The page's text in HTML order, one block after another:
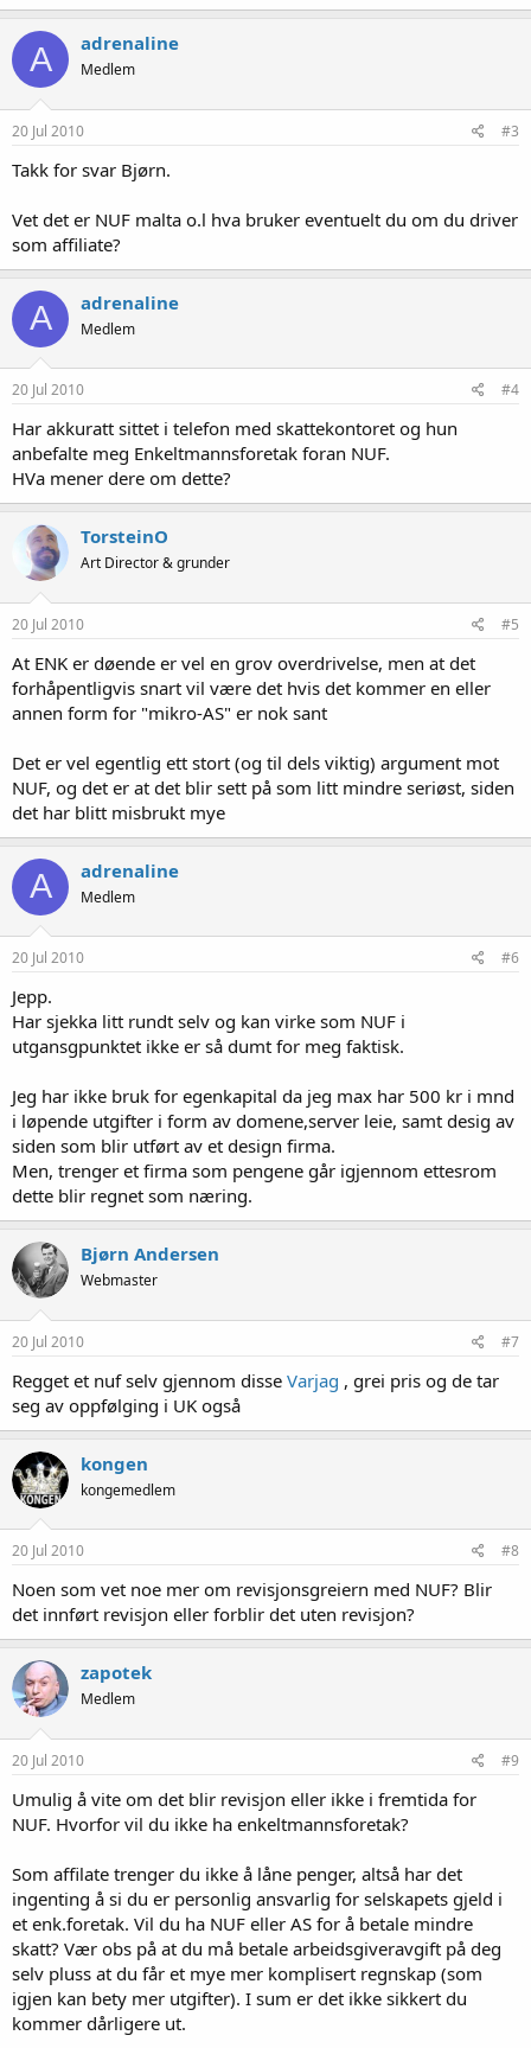
A adrenaline
Medlem
20 Jul 2010 #3
Takk for svar Bjørn.
Vet det er NUF malta o.l hva bruker eventuelt du om du driver
som affiliate?
A adrenaline
Medlem
20 Jul 2010 #4
Har akkuratt sittet i telefon med skattekontoret og hun
anbefalte meg Enkeltmannsforetak foran NUF.
HVa mener dere om dette?
TorsteinO
Art Director & grunder
20 Jul 2010 #5
At ENK er døende er vel en grov overdrivelse, men at det
forhåpentligvis snart vil være det hvis det kommer en eller
annen form for "mikro-AS" er nok sant
Det er vel egentlig ett stort (og til dels viktig) argument mot
NUF, og det er at det blir sett på som litt mindre seriøst, siden
det har blitt misbrukt mye
A adrenaline
Medlem
20 Jul 2010 #6
Jepp.
Har sjekka litt rundt selv og kan virke som NUF i
utgansgpunktet ikke er så dumt for meg faktisk.
Jeg har ikke bruk for egenkapital da jeg max har 500 kr i mnd
i løpende utgifter i form av domene,server leie, samt desig av
siden som blir utført av et design firma.
Men, trenger et firma som pengene går igjennom ettesrom
dette blir regnet som næring.
Bjørn Andersen
Webmaster
20 Jul 2010 #7
Regget et nuf selv gjennom disse Varjag , grei pris og de tar
seg av oppfølging i UK også
kongen
kongemedlem
20 Jul 2010 #8
Noen som vet noe mer om revisjonsgreiern med NUF? Blir
det innført revisjon eller forblir det uten revisjon?
zapotek
Medlem
20 Jul 2010 #9
Umulig å vite om det blir revisjon eller ikke i fremtida for
NUF. Hvorfor vil du ikke ha enkeltmannsforetak?
Som affilate trenger du ikke å låne penger, altså har det
ingenting å si du er personlig ansvarlig for selskapets gjeld i
et enk.foretak. Vil du ha NUF eller AS for å betale mindre
skatt? Vær obs på at du må betale arbeidsgiveravgift på deg
selv pluss at du får et mye mer komplisert regnskap (som
igjen kan bety mer utgifter). I sum er det ikke sikkert du
kommer dårligere ut.